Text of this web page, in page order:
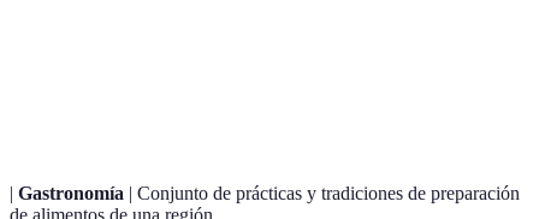
| Gastronomía | Conjunto de prácticas y tradiciones de preparación
de alimentos de una región.